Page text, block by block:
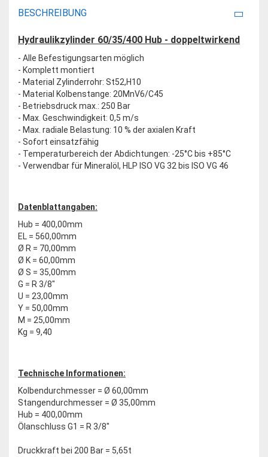
BESCHREIBUNG
Hydraulikzylinder 60/35/400 Hub - doppeltwirkend
- Alle Befestigungsarten möglich
- Komplett montiert
- Material Zylinderrohr: St52,H10
- Material Kolbenstange: 20MnV6/C45
- Betriebsdruck max.: 250 Bar
- Max. Geschwindigkeit: 0,5 m/s
- Max. radiale Belastung: 10 % der axialen Kraft
- Sofort einsatzfähig
- Temperaturbereich der Abdichtungen: -25°C bis +85°C
- Verwendbar für Mineralöl, HLP ISO VG 32 bis ISO VG 46
Datenblattangaben:
Hub = 400,00mm
EL = 560,00mm
Ø R = 70,00mm
Ø K = 60,00mm
Ø S = 35,00mm
G = R 3/8"
U = 23,00mm
Y = 50,00mm
M = 25,00mm
Kg = 9,40
Technische Informationen:
Kolbendurchmesser = Ø 60,00mm
Stangendurchmesser = Ø 35,00mm
Hub = 400,00mm
Ölanschluss G1 = R 3/8"
Druckkraft bei 200 Bar = 5,65t